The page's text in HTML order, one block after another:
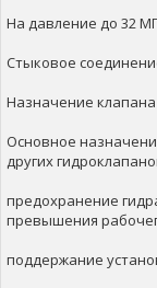
На давление до 32
Стыковое
Назначение
Основное
других
предохранение
превышения
поддержание